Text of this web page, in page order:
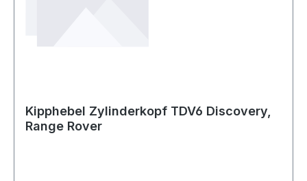
Kipphebel Zylinderkopf TDV6 Discovery,
Range Rover